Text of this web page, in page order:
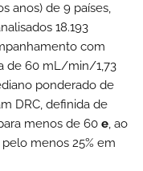
anos) de 9 países,
18.193
com
de 60 mL/min/1,73
ponderado de
DRC, definida de
menos de 60 e, ao
menos 25% em